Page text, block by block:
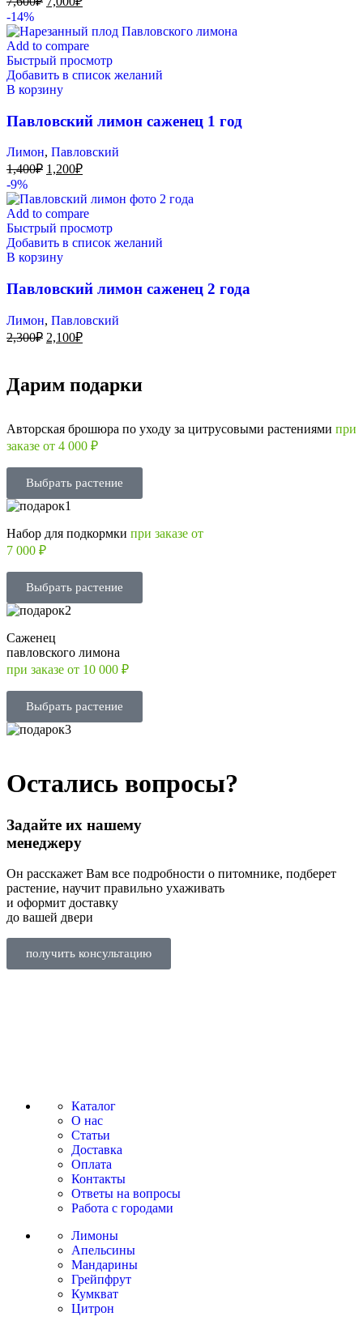
-14%
Add to compare
Быстрый просмотр
Добавить в список желаний
В корзину
Павловский лимон саженец 1 год
Лимон, Павловский
1,400₽ 1,200₽
-9%
Add to compare
Быстрый просмотр
Добавить в список желаний
В корзину
Павловский лимон саженец 2 года
Лимон, Павловский
2,300₽ 2,100₽
Дарим подарки
Авторская брошюра по уходу за цитрусовыми растениями при
заказе от 4 000 ₽
Выбрать растение
Набор для подкормки при заказе от
7 000 ₽
Выбрать растение
Саженец
павловского лимона
при заказе от 10 000 ₽
Выбрать растение
Остались вопросы?
Задайте их нашему
менеджеру
Он расскажет Вам все подробности о питомнике, подберет
растение, научит правильно ухаживать
и оформит доставку
до вашей двери
получить консультацию
Каталог
О нас
Статьи
Доставка
Оплата
Контакты
Ответы на вопросы
Работа с городами
Лимоны
Апельсины
Мандарины
Грейпфрут
Кумкват
Цитрон